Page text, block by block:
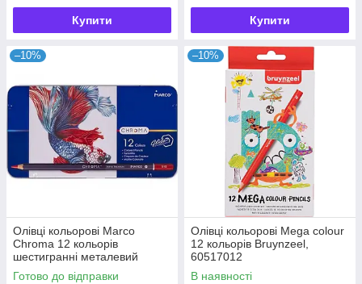
Купити Купити
–10%
Олівці кольорові Marco
Chroma 12 кольорів
шестигранні металевий
пенал 8010-12TN, 931343
Готово до відправки
–10%
Олівці кольорові Mega colour
12 кольорів Bruynzeel,
60517012
В наявності